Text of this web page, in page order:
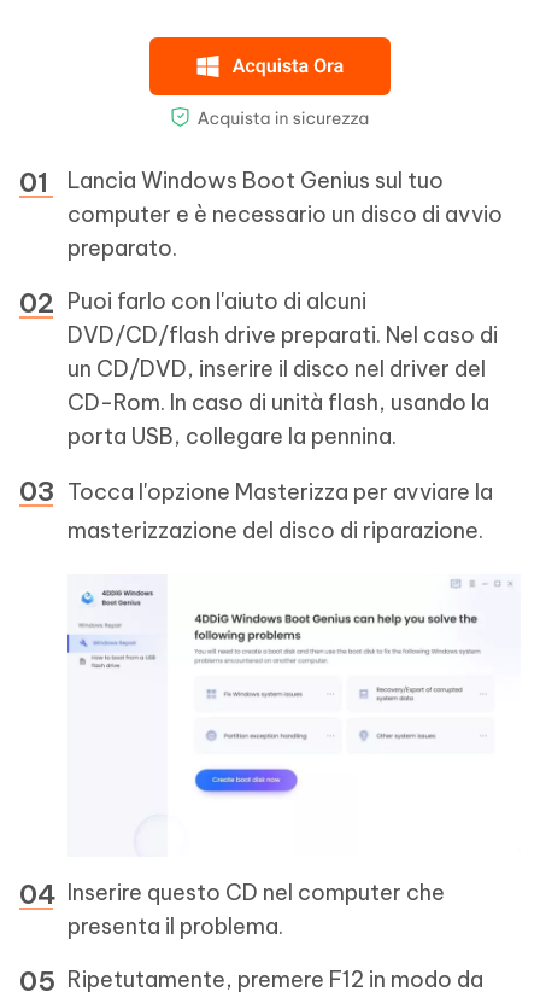
Lancia Windows Boot Genius sul tuo
computer e è necessario un disco di avvio
preparato.
Puoi farlo con l'aiuto di alcuni
DVD/CD/flash drive preparati. Nel caso di
un CD/DVD, inserire il disco nel driver del
CD-Rom. In caso di unità flash, usando la
porta USB, collegare la pennina.
Tocca l'opzione Masterizza per avviare la
masterizzazione del disco di riparazione.
Inserire questo CD nel computer che
presenta il problema.
Ripetutamente, premere F12 in modo da